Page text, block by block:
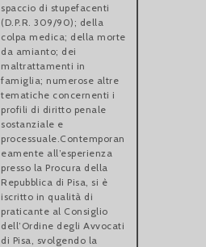
spaccio di stupefacenti
(D.P.R. 309/90); della
colpa medica; della morte
da amianto; dei
maltrattamenti in
famiglia; numerose altre
tematiche concernenti i
profili di diritto penale
sostanziale e
processuale.Contemporan
eamente all’esperienza
presso la Procura della
Repubblica di Pisa, si è
iscritto in qualità di
praticante al Consiglio
dell’Ordine degli Avvocati
di Pisa, svolgendo la